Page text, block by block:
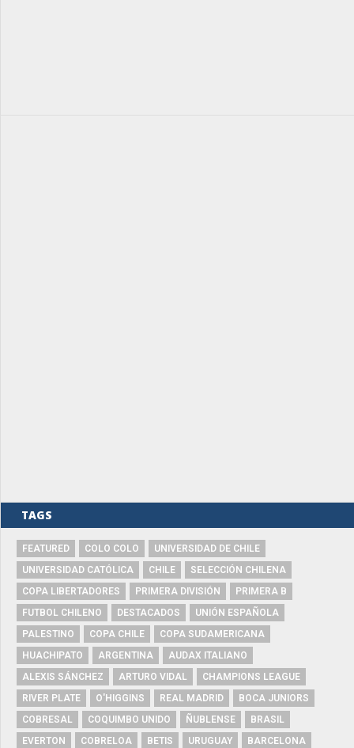
TAGS
FEATURED COLO COLO
UNIVERSIDAD DE CHILE
UNIVERSIDAD CATÓLICA
CHILE
SELECCIÓN CHILENA
COPA LIBERTADORES
PRIMERA DIVISIÓN
PRIMERA B
FUTBOL CHILENO
DESTACADOS
UNIÓN ESPAÑOLA
PALESTINO
COPA CHILE
COPA SUDAMERICANA
HUACHIPATO
ARGENTINA
AUDAX ITALIANO
ALEXIS SÁNCHEZ
ARTURO VIDAL
CHAMPIONS LEAGUE
RIVER PLATE
O'HIGGINS REAL MADRID
BOCA JUNIORS
COBRESAL
COQUIMBO UNIDO ÑUBLENSE
BRASIL
EVERTON
COBRELOA BETIS URUGUAY
BARCELONA